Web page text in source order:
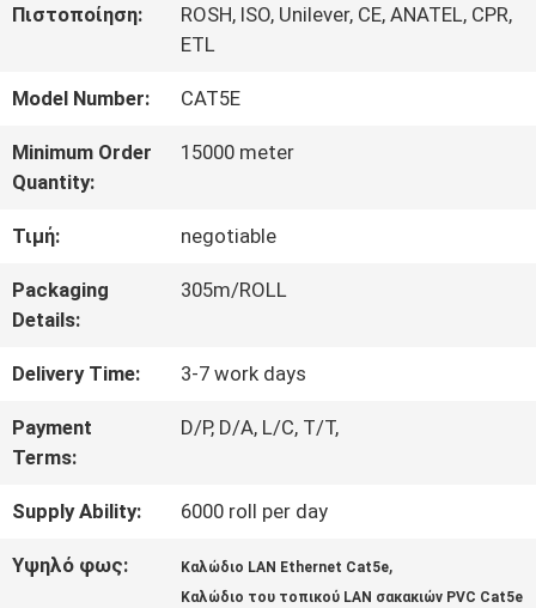
ΕΡΓΟΣΤΑΣΊΩΝ
ΈΛΕΓΧΟΣ
ΕΛΆΤΕ
ΣΕ
ΕΠΑΦΉ
Πιστοποίηση:
ROSH, ISO, Unilever, CE, ANATEL, CPR,
ETL
Model Number: CAT5E
Minimum Order
Quantity:
15000 meter
Τιμή: negotiable
Packaging
Details:
305m/ROLL
Delivery Time: 3-7 work days
Payment
Terms:
D/P, D/A, L/C, T/T,
Supply Ability: 6000 roll per day
Υψηλό φως: Καλώδιο LAN Ethernet Cat5e,
Καλώδιο του τοπικού LAN σακακιών PVC Cat5e